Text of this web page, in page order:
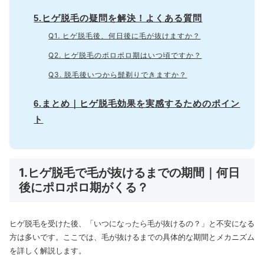
5.ヒゲ脱毛の疑問を解決！よくある質問
Q1. ヒゲ脱毛後、何日後に毛が抜けますか？
Q2. ヒゲ脱毛のポロポロ期はいつ頃ですか？
Q3. 脱毛後いつから髭剃りできますか？
6.まとめ｜ヒゲ脱毛効果を実感するためのポイン
ト
1.ヒゲ脱毛で毛が抜けるまでの期間｜何日
後にポロポロ期がくる？
ヒゲ脱毛を受けた後、「いつになったら毛が抜けるの？」と不安になる
方は多いです。ここでは、毛が抜けるまでの具体的な期間とメカニズム
を詳しく解説します。